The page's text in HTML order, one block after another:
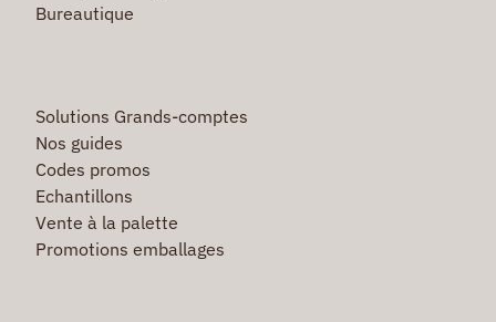
Bureautique
Solutions Grands-comptes
Nos guides
Codes promos
Echantillons
Vente à la palette
Promotions emballages